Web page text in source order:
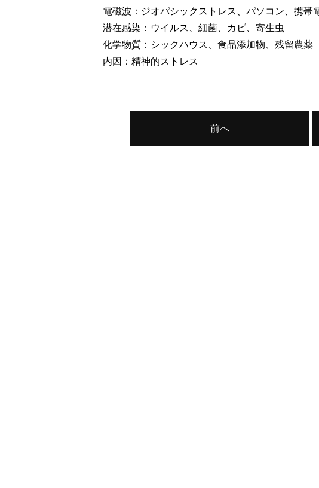
電磁波：ジオパシックストレス、パソコン、携
潜在感染：ウイルス、細菌、カビ、寄生虫
化学物質：シックハウス、食品添加物、残留農薬
内因：精神的ストレス
前へ